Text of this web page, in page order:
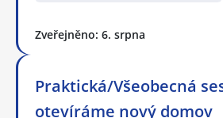
Zveřejněno: 6. srpna
Praktická/Všeobecná
otevíráme nový domov